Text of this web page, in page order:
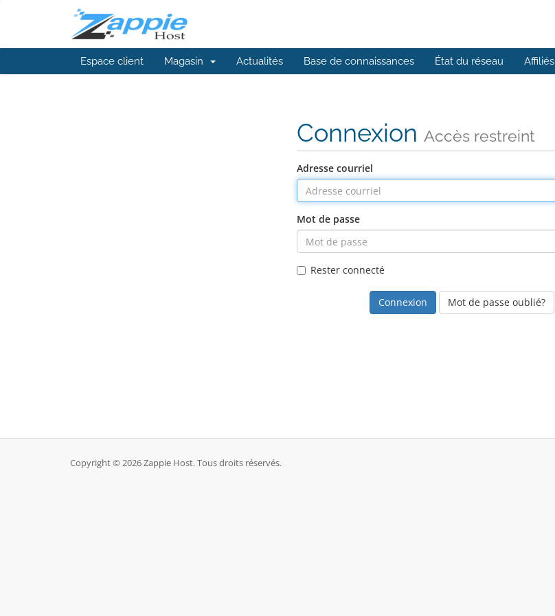
Espace client Magasin Actualités Base de connaissances État du réseau Affiliés
Connexion Accès restreint
Adresse courriel
Mot de passe
Rester connecté
Mot de passe oublié?
Copyright © 2026 Zappie Host. Tous droits réservés.